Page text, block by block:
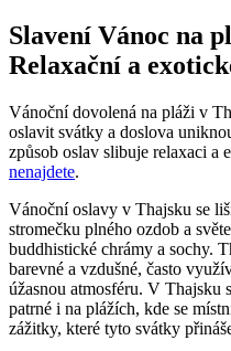
Slavení Vánoc na
Relaxační a
Vánoční dovolená na pláži v
oslavit svátky a doslova
způsob oslav slibuje relaxaci a
nenajdete.
Vánoční oslavy v Thajsku se
stromečku plného ozdob a
buddhistické chrámy a sochy.
barevné a vzdušné, často
úžasnou atmosféru. V Thajsku
patrné i na plážích, kde se
zážitky, které tyto svátky